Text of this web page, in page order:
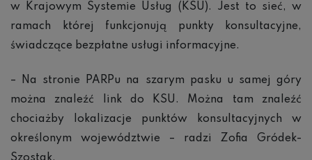
w Krajowym Systemie Usług (KSU). Jest to sieć, w
ramach której funkcjonują punkty konsultacyjne,
świadczące bezpłatne usługi informacyjne.
– Na stronie PARPu na szarym pasku u samej góry
można znaleźć link do KSU. Można tam znaleźć
chociażby lokalizacje punktów konsultacyjnych w
określonym województwie – radzi Zofia Gródek-